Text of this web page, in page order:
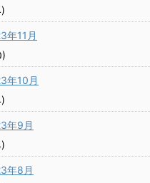
年11月
年10月
年9月
年8月